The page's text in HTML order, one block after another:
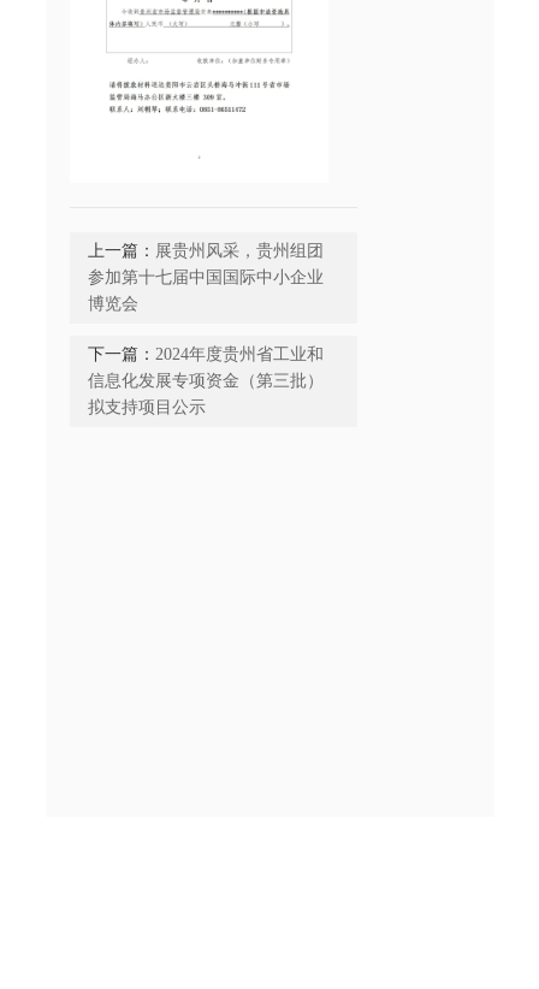
上一篇： 展贵州风采，贵州组团
参加第十七届中国国际中小企业
博览会
下一篇： 2024年度贵州省工业和
信息化发展专项资金（第三批）
拟支持项目公示